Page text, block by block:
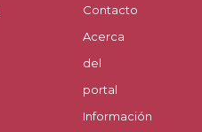
Contacto
Acerca
del
portal
Información